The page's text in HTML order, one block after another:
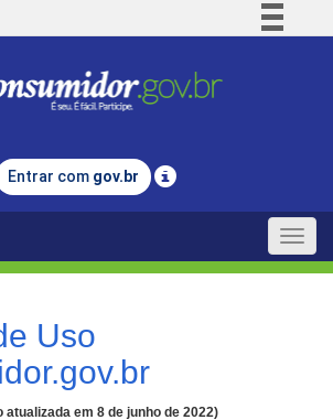
Comunica BR
Legislação
Entrar com gov.br
Toggle
Uso
atualizada em 8 de junho de 2022)